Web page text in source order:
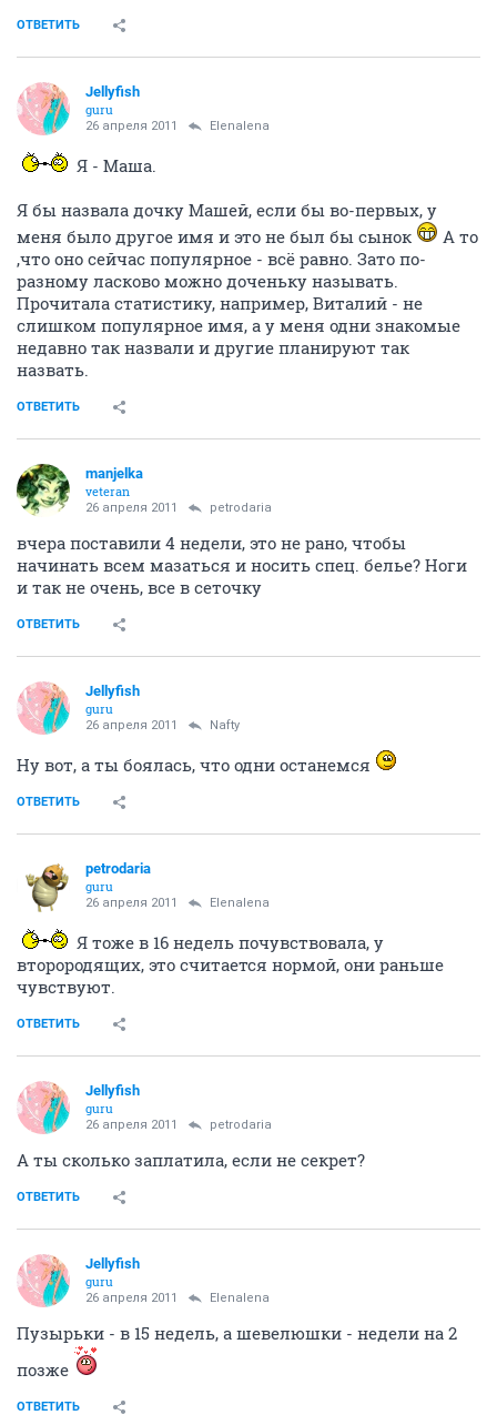
ОТВЕТИТЬ
Jellyfish
guru
26 апреля 2011 Elenalena
Я - Маша.
Я бы назвала дочку Машей, если бы во-первых, у
меня было другое имя и это не был бы сынок
А то
,что оно сейчас популярное - всё равно. Зато по-
разному ласково можно доченьку называть.
Прочитала статистику, например, Виталий - не
слишком популярное имя, а у меня одни знакомые
недавно так назвали и другие планируют так
назвать.
ОТВЕТИТЬ
manjelka
veteran
26 апреля 2011 petrodaria
вчера поставили 4 недели, это не рано, чтобы
начинать всем мазаться и носить спец. белье? Ноги
и так не очень, все в сеточку
ОТВЕТИТЬ
Jellyfish
guru
26 апреля 2011 Nafty
Ну вот, а ты боялась, что одни останемся
ОТВЕТИТЬ
petrodaria
guru
26 апреля 2011 Elenalena
Я тоже в 16 недель почувствовала, у
второродящих, это считается нормой, они раньше
чувствуют.
ОТВЕТИТЬ
Jellyfish
guru
26 апреля 2011 petrodaria
А ты сколько заплатила, если не секрет?
ОТВЕТИТЬ
Jellyfish
guru
26 апреля 2011 Elenalena
Пузырьки - в 15 недель, а шевелюшки - недели на 2
позже
ОТВЕТИТЬ